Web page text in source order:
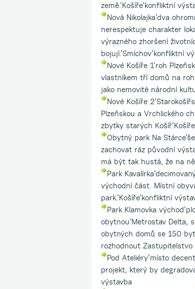
země.’Košíře’konfliktní
Nová Nikolajka’dva
nerespektuje charakter
výrazného zhoršení
bojují.’Smíchov’konfliktní
Nové Košíře 1’roh
vlastníkem tří domů na
jako nemovité národní
Nové Košíře
Plzeňskou a Vrchlického
zbytky starých
Obytný park Na
zachovat ráz původní
má být tak hustá, že na
Park
východní část. Místní
park.’Košíře’konfliktní
Park Klamovka
obytnou’Metrostav Delta,
obytných domů se 150
rozhodnout Zastupitelstvo
Pod Ateliéry’místo
projekt, který by
výstavba